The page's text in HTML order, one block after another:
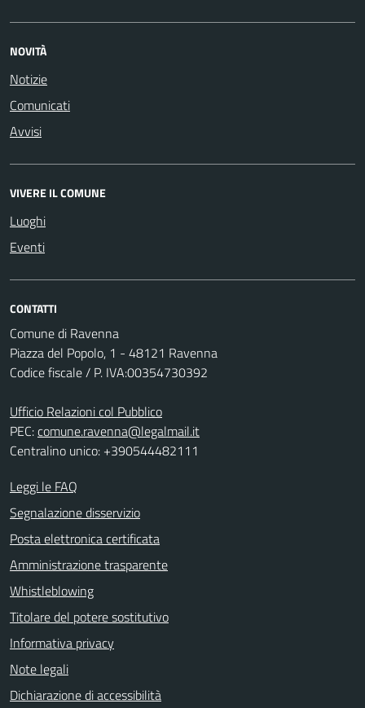
NOVITÀ
Notizie
Comunicati
Avvisi
VIVERE IL COMUNE
Luoghi
Eventi
CONTATTI
Comune di Ravenna
Piazza del Popolo, 1 - 48121 Ravenna
Codice fiscale / P. IVA:00354730392
Ufficio Relazioni col Pubblico
PEC:comune.ravenna@legalmail.it
Centralino unico: +390544482111
Leggi le FAQ
Segnalazione disservizio
Posta elettronica certificata
Amministrazione trasparente
Whistleblowing
Titolare del potere sostitutivo
Informativa privacy
Note legali
Dichiarazione di accessibilità